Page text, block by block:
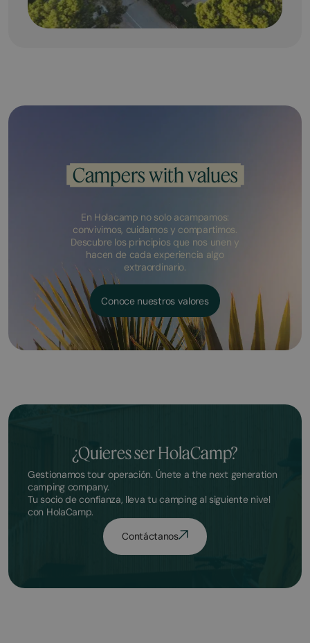
Campers with values
En Holacamp no solo acampamos:
convivimos, cuidamos y compartimos.
Descubre los principios que nos unen y
hacen de cada experiencia algo
extraordinario.
Conoce nuestros valores
¿Quieres ser HolaCamp?
Gestionamos tour operación. Únete a the next generation
camping company.
Tu socio de confianza, lleva tu camping al siguiente nivel
con HolaCamp.
Contáctanos